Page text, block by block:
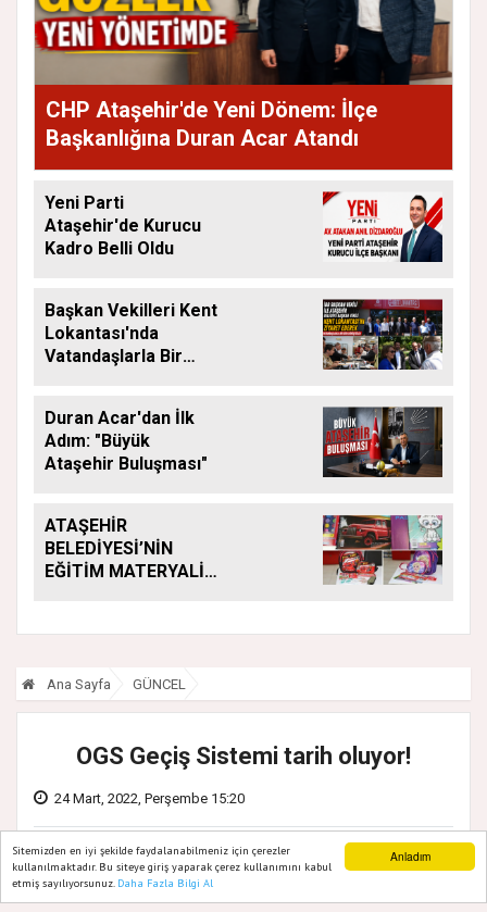
Anladım
Sitemizden en iyi şekilde faydalanabilmeniz için çerezler
kullanılmaktadır. Bu siteye giriş yaparak çerez kullanımını kabul
etmiş sayılıyorsunuz. Daha Fazla Bilgi Al
CHP Ataşehir'de Yeni Dönem: İlçe
Başkanlığına Duran Acar Atandı
Yeni Parti
Ataşehir'de Kurucu
Kadro Belli Oldu
Başkan Vekilleri Kent
Lokantası'nda
Vatandaşlarla Bir
Duran Acar'dan İlk
Adım: "Büyük
Ataşehir Buluşması"
ATAŞEHİR
BELEDİYESİ’NİN
EĞİTİM MATERYALİ
SÜRÜYOR
Ana Sayfa GÜNCEL
OGS Geçiş Sistemi tarih oluyor!
24 Mart, 2022, Perşembe 15:20
Ana Sayfa Web TV